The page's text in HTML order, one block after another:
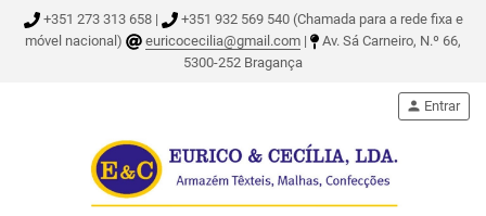
+351 273 313 658 |
+351 932 569 540 (Chamada para a rede fixa e
móvel nacional)
euricocecilia@gmail.com |
Av. Sá Carneiro, N.º 66,
5300-252 Bragança
person Entrar